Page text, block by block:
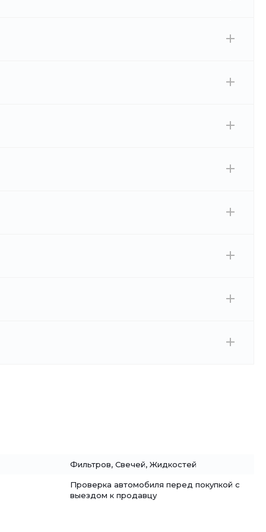
Фильтров, Свечей, Жидкостей
Проверка автомобиля перед покупкой с
выездом к продавцу